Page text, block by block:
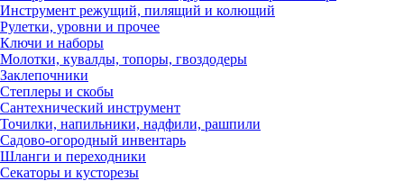
Инструмент режущий, пилящий и колющий
Рулетки, уровни и прочее
Ключи и наборы
Молотки, кувалды, топоры, гвоздодеры
Заклепочники
Степлеры и скобы
Сантехнический инструмент
Точилки, напильники, надфили, рашпили
Садово-огородный инвентарь
Шланги и переходники
Секаторы и кусторезы